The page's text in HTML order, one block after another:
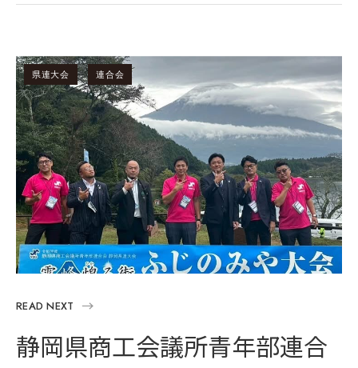
県連大会 連合会
READ NEXT
静岡県商工会議所青年部連合